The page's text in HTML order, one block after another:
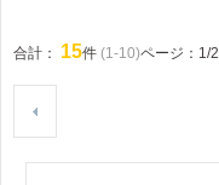
合計： 15件 (1-10)ページ：1/2